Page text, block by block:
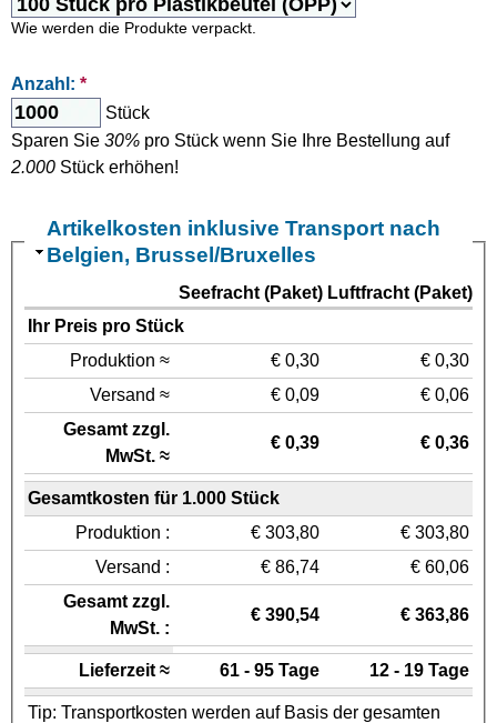
Wie werden die Produkte verpackt.
Anzahl: *
Stück
Sparen Sie 30% pro Stück wenn Sie Ihre Bestellung auf
2.000 Stück erhöhen!
Artikelkosten inklusive Transport nach
Belgien, Brussel/Bruxelles
Seefracht (Paket) Luftfracht (Paket)
Ihr Preis pro Stück
Produktion ≈
€ 0,30
€ 0,30
Versand ≈
€ 0,09
€ 0,06
Gesamt zzgl.
MwSt. ≈
€ 0,39 € 0,36
Gesamtkosten für 1.000 Stück
Produktion :
€ 303,80
€ 303,80
Versand :
€ 86,74
€ 60,06
Gesamt zzgl.
MwSt. :
€ 390,54 € 363,86
Lieferzeit ≈ 61 - 95 Tage 12 - 19 Tage
Tip: Transportkosten werden auf Basis der gesamten